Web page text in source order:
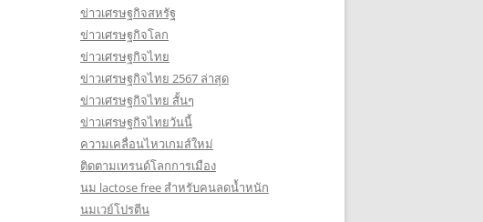
ข่าวเศรษฐกิจสหรัฐ
ข่าวเศรษฐกิจโลก
ข่าวเศรษฐกิจไทย
ข่าวเศรษฐกิจไทย 2567 ล่าสุด
ข่าวเศรษฐกิจไทย สั้นๆ
ข่าวเศรษฐกิจไทยวันนี้
ความเคลื่อนไหวเกมส์ใหม่
ติดตามเทรนด์โลกการเมือง
นม lactose free สำหรับคนลดน้ำหนัก
นมเวย์โปรตีน